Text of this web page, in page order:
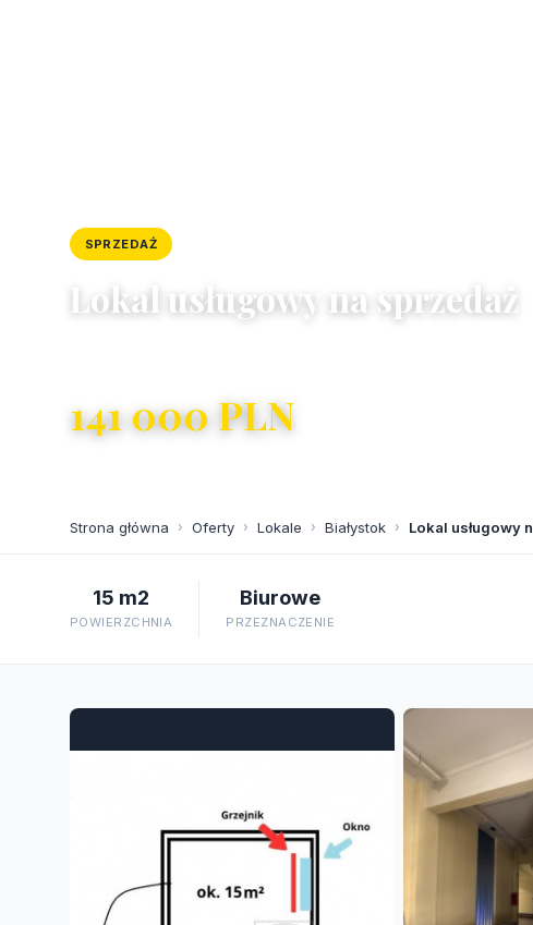
SPRZEDAŻ
Lokal usługowy na sprzedaż
141 000 PLN
Strona główna › Oferty › Lokale › Białystok › Lokal usługowy
15 m2
POWIERZCHNIA
Biurowe
PRZEZNACZENIE